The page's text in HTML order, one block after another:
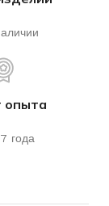
опыта
года